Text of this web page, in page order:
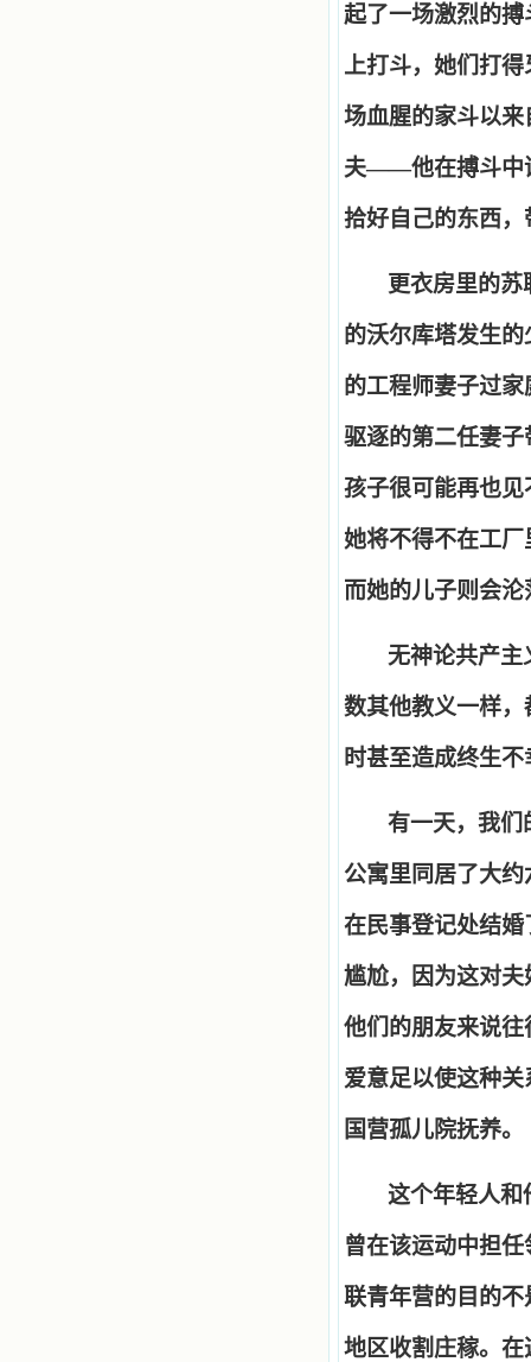
起了一场激烈的
上打斗，她们打
场血腥的家斗以
夫——他在搏斗中
拾好自己的东西
更衣房里的
的沃尔库塔发生
的工程师妻子过
驱逐的第二任妻
孩子很可能再也
她将不得不在工
而她的儿子则会
无神论共产主
数其他教义一样
时甚至造成终生不
有一天，我们
公寓里同居了大
在民事登记处结
尴尬，因为这对
他们的朋友来说
爱意足以使这种
国营孤儿院抚养。
这个年轻人和
曾在该运动中担
联青年营的目的
地区收割庄稼。